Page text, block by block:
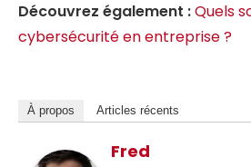
Découvrez également :Quels
cybersécurité en entreprise ?
À propos Articles récents
Fred